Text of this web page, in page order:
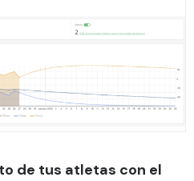
de tus atletas con el